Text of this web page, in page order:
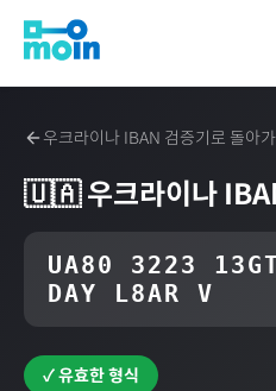
우크라이나 IBAN 검증기로 돌아
🇺🇦 우크라이나
UA80 3223
DAY L8AR V
✓ 유효한 형식